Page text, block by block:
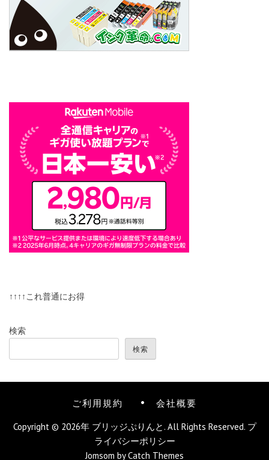
↑↑↑↑これ普通にお得
検索
検索
ご利用規約 会社概要
Copyright © 2026年 ブリッジぷりんと. All Rights Reserved. プ
ライバシーポリシー
Jomsom byCatch Themes